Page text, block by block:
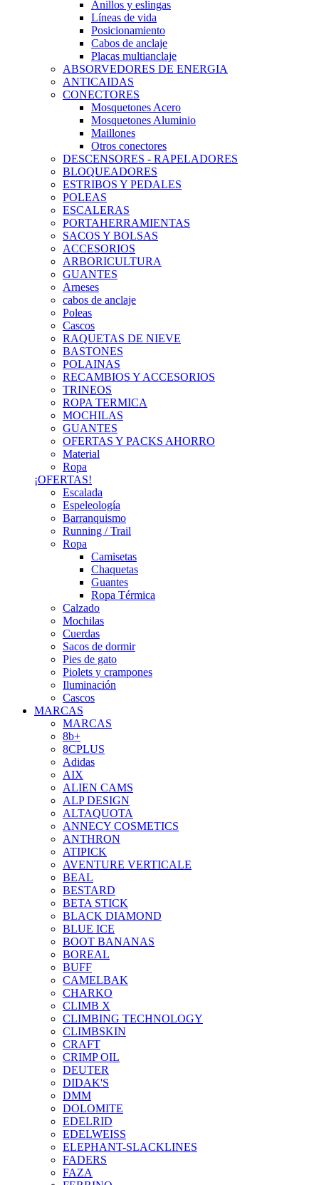
Anillos y eslingas
Líneas de vida
Posicionamiento
Cabos de anclaje
Placas multianclaje
ABSORVEDORES DE ENERGIA
ANTICAIDAS
CONECTORES
Mosquetones Acero
Mosquetones Aluminio
Maillones
Otros conectores
DESCENSORES - RAPELADORES
BLOQUEADORES
ESTRIBOS Y PEDALES
POLEAS
ESCALERAS
PORTAHERRAMIENTAS
SACOS Y BOLSAS
ACCESORIOS
ARBORICULTURA
GUANTES
Arneses
cabos de anclaje
Poleas
Cascos
RAQUETAS DE NIEVE
BASTONES
POLAINAS
RECAMBIOS Y ACCESORIOS
TRINEOS
ROPA TERMICA
MOCHILAS
GUANTES
OFERTAS Y PACKS AHORRO
Material
Ropa
¡OFERTAS!
Escalada
Espeleología
Barranquismo
Running / Trail
Ropa
Camisetas
Chaquetas
Guantes
Ropa Térmica
Calzado
Mochilas
Cuerdas
Sacos de dormir
Pies de gato
Piolets y crampones
Iluminación
Cascos
MARCAS
MARCAS
8b+
8CPLUS
Adidas
AIX
ALIEN CAMS
ALP DESIGN
ALTAQUOTA
ANNECY COSMETICS
ANTHRON
ATIPICK
AVENTURE VERTICALE
BEAL
BESTARD
BETA STICK
BLACK DIAMOND
BLUE ICE
BOOT BANANAS
BOREAL
BUFF
CAMELBAK
CHARKO
CLIMB X
CLIMBING TECHNOLOGY
CLIMBSKIN
CRAFT
CRIMP OIL
DEUTER
DIDAK'S
DMM
DOLOMITE
EDELRID
EDELWEISS
ELEPHANT-SLACKLINES
FADERS
FAZA